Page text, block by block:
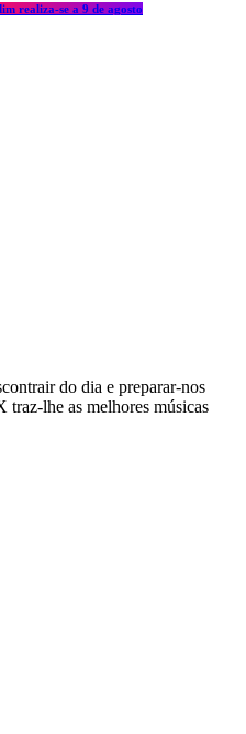
realiza-se a 9 de agosto
do dia e preparar-nos
lhe as melhores músicas